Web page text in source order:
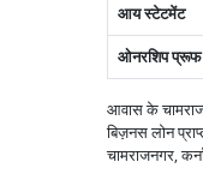
आय स्टेटमेंट
ओनरशिप
आवास के
बिज़नस लोन
चामराजनगर,